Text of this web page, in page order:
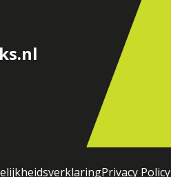
Privacy Policy